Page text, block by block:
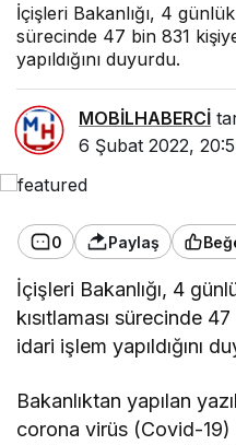
İçişleri Bakanlığı, 4
sürecinde 47 bin 831
yapıldığını duyurdu.
MOBİLHABERCİ
6 Şubat 2022,
0 Paylaş
İçişleri Bakanlığı, 4
kısıtlaması sürecinde
idari işlem yapıldığını
Bakanlıktan yapılan
corona virüs (Covid-19)